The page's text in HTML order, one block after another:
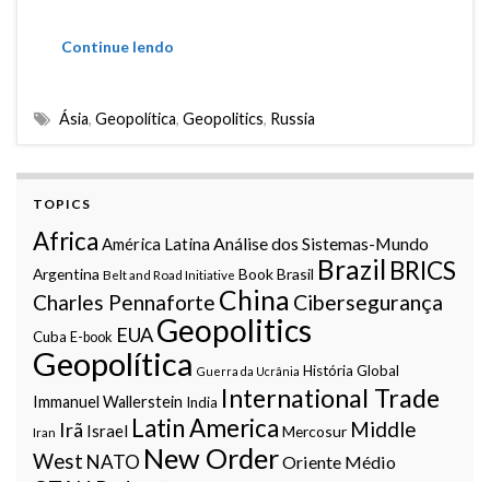
Continue lendo
Ásia, Geopolítica, Geopolitics, Russia
TOPICS
Africa América LatinaAnálise dos Sistemas-Mundo
Argentina Belt and Road Initiative BookBrasil Brazil BRICS
Charles Pennaforte China Cibersegurança
Cuba E-book EUAGeopolitics
Geopolítica Guerra da Ucrânia História Global
Immanuel Wallerstein India International Trade
Iran Irã Israel Latin America Mercosur Middle
West NATO New OrderOriente Médio